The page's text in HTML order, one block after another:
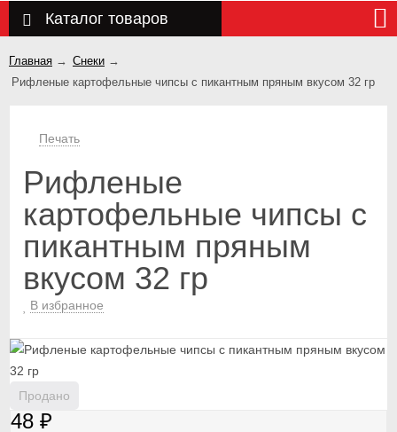
Каталог товаров
Главная → Снеки →
Рифленые картофельные чипсы с пикантным пряным вкусом 32 гр
Печать
Рифленые
картофельные чипсы с
пикантным пряным
вкусом 32 гр
В избранное
Продано
48 ₽